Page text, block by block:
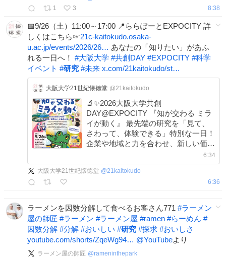
1
3 8:38
📅9/26（土）11:00～17:00 📍ららぽーとEXPOCITY 詳
しくはこちら☞21c-kaitokudo.osaka-
u.ac.jp/events/2026/26… あなたの「知りたい」があふ
れる一日へ！ #大阪大学 #共創DAY #EXPOCITY #科学
イベント #研究 #未来 x.com/21kaitokudo/st…
大阪大学21世紀懐徳堂 @21kaitokudo
🔬✨2026大阪大学共創
DAY@EXPOCITY 『知が交わる ミラ
イが動く』 最先端の研究を「見て、
さわって、体験できる」特別な一日！
企業や地域と力を合わせ、新しい価値
を生み出す大阪大学の「共創」に触れ
てみませんか？ 子どもから大人まで
楽しめる参加型イベントです🎈
6:34
大阪大学21世紀懐徳堂 @21kaitokudo
6:36
ラーメンを因数分解して食べるお客さん771 #ラーメン
屋の師匠 #ラーメン #ラーメン屋 #ramen #らーめん #
因数分解 #分解 #おいしい #研究 #探求 #おいしさ
youtube.com/shorts/ZqeWg94… @YouTubeより
ラーメン屋の師匠 @rameninthepark